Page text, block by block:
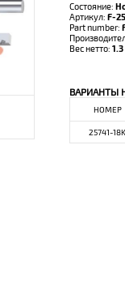
Состояние:
Артикул: F-
Part number:
Вес нетто: 1.3
ВАРИАНТЫ
НОМЕР
25741-18K